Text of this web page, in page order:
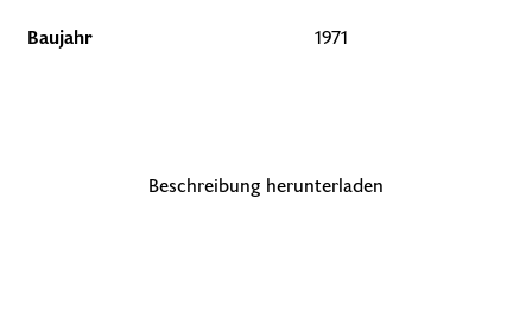
Baujahr 1971
Beschreibung herunterladen